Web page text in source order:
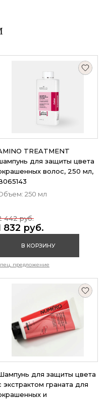
TREATMENT
для защиты цвета
волос, 250 мл,
250 мл
832 руб.
442 руб.
В КОРЗИНУ
предложение
для защиты цвета
экстрактом граната для
и